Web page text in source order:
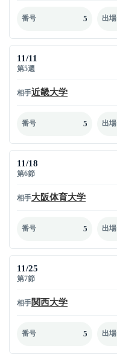
番号 5 出場
11/11
第5週
相手近畿大学
番号 5 出場
11/18
第6節
相手大阪体育大学
番号 5 出場
11/25
第7節
相手関西大学
番号 5 出場